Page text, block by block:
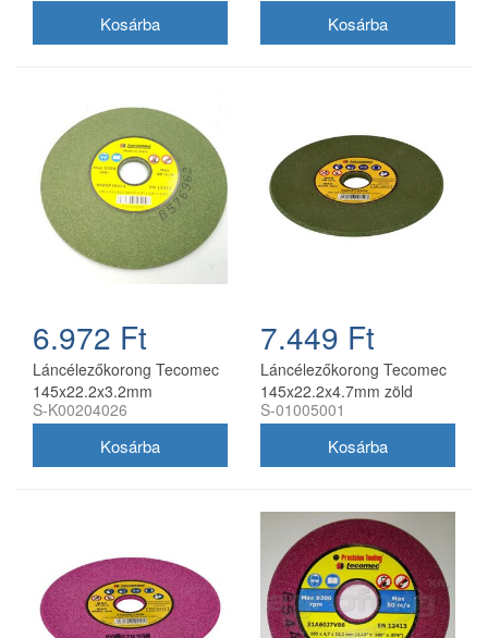
6.972 Ft
Láncélezőkorong Tecomec
145x22.2x3.2mm
S-K00204026
7.449 Ft
Láncélezőkorong Tecomec
145x22.2x4.7mm zöld
S-01005001